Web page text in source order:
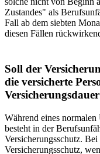
Zustandes" als
Fall ab dem siebten
diesen Fällen
Soll der
die versicherte
Während eines
besteht in der
Versicherungsschutz.
Versicherungsschutz,